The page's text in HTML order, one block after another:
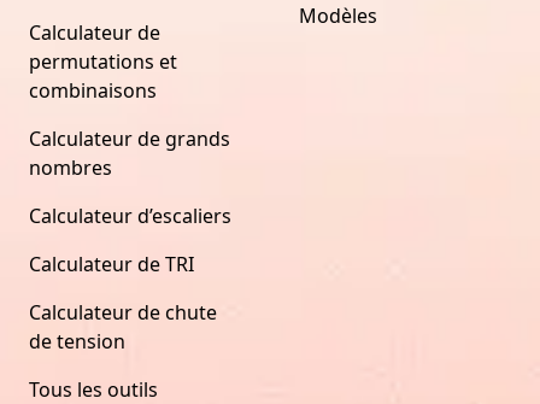
Calculateur de
permutations et
combinaisons
Calculateur de grands
nombres
Calculateur d’escaliers
Calculateur de TRI
Calculateur de chute
de tension
Tous les outils
Modèles